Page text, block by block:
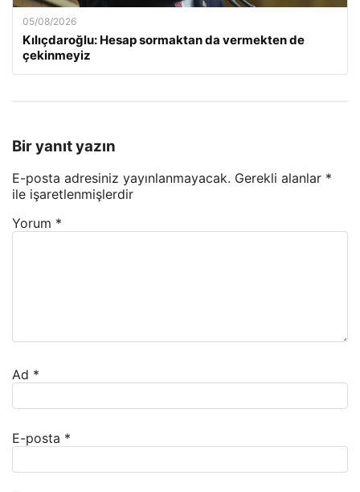
05/08/2026
Kılıçdaroğlu: Hesap sormaktan da vermekten de
çekinmeyiz
Bir yanıt yazın
E-posta adresiniz yayınlanmayacak. Gerekli alanlar *
ile işaretlenmişlerdir
Yorum *
Ad *
E-posta *